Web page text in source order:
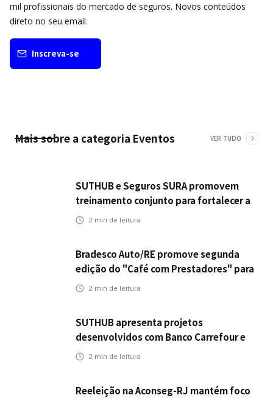
mil profissionais do mercado de seguros. Novos conteúdos
direto no seu email.
Inscreva-se
Mais sobre a categoria Eventos VER TUDO
SUTHUB e Seguros SURA promovem
treinamento conjunto para fortalecer a
operação comercial do Seguro
2 min de leitura
Bradesco Auto/RE promove segunda
edição do "Café com Prestadores" para
fortalecer parceria e aprimorar
2 min de leitura
SUTHUB apresenta projetos
desenvolvidos com Banco Carrefour e
A.PET no Congresso Latino-Americano
2 min de leitura
Reeleição na Aconseg-RJ mantém foco